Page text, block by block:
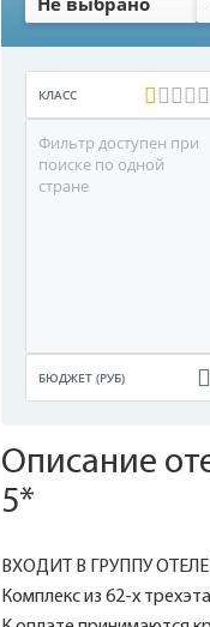
КЛАСС
Фильтр доступен при
поиске по одной
стране
БЮДЖЕТ (РУБ)
Описание
5*
ВХОДИТ В ГРУППУ
Комплекс из 62-х